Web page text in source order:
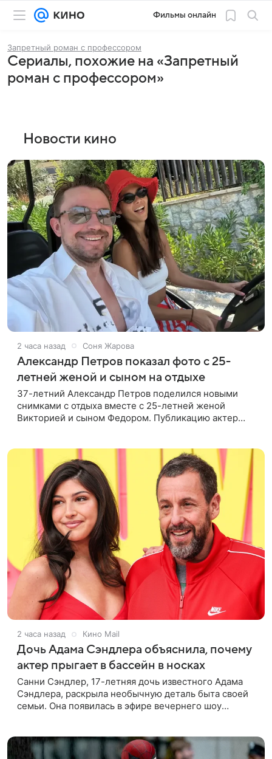
Фильмы онлайн
Запретный роман с профессором
Сериалы, похожие на «Запретный
роман с профессором»
Новости кино
2 часа назад Соня Жарова
Александр Петров показал фото с 25-
летней женой и сыном на отдыхе
37-летний Александр Петров поделился новыми
снимками с отдыха вместе с 25-летней женой
Викторией и сыном Федором. Публикацию актер
2 часа назад Кино Mail
Дочь Адама Сэндлера объяснила, почему
актер прыгает в бассейн в носках
Санни Сэндлер, 17-летняя дочь известного Адама
Сэндлера, раскрыла необычную деталь быта своей
семьи. Она появилась в эфире вечернего шоу